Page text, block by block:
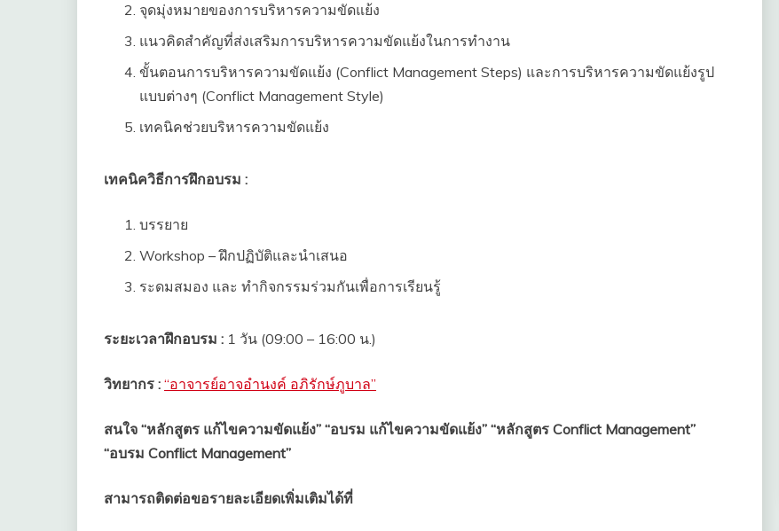
จุดมุ่งหมายของการบริหารความขัดแย้ง
แนวคิดสำคัญที่ส่งเสริมการบริหารความขัดแย้งในการทำงาน
ขั้นตอนการบริหารความขัดแย้ง (Conflict Management Steps) และการบริหารความขัดแย้งรูป
แบบต่างๆ (Conflict Management Style)
เทคนิคช่วยบริหารความขัดแย้ง
เทคนิควิธีการฝึกอบรม :
บรรยาย
Workshop – ฝึกปฏิบัติและนำเสนอ
ระดมสมอง และ ทำกิจกรรมร่วมกันเพื่อการเรียนรู้
ระยะเวลาฝึกอบรม : 1 วัน (09:00 – 16:00 น.)
วิทยากร : “อาจารย์อาจอำนงค์ อภิรักษ์ภูบาล”
สนใจ “หลักสูตร แก้ไขความขัดแย้ง” “อบรม แก้ไขความขัดแย้ง” “หลักสูตร Conflict Management”
“อบรม Conflict Management”
สามารถติดต่อขอรายละเอียดเพิ่มเติมได้ที่